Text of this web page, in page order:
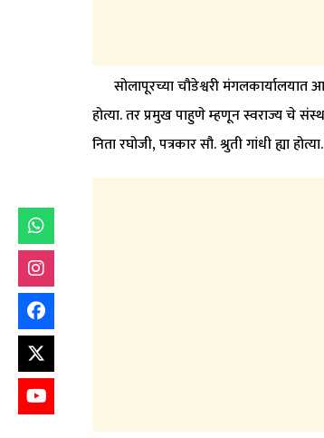
सोलापूरच्या चौडेश्वरी मंगलकार्यालयात
होत्या. तर प्रमुख पाहुणे म्हणून स्वराज्य चे
निता रघोजी, पत्रकार सौ. श्रुती गांधी ह्या होत्या.